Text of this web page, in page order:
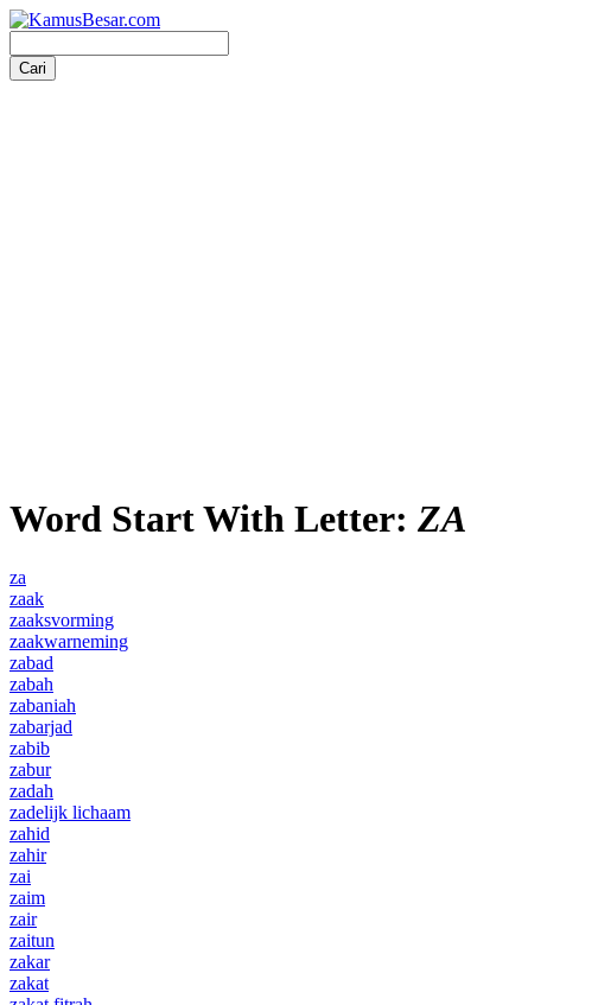
Word Start With Letter: ZA
za
zaak
zaaksvorming
zaakwarneming
zabad
zabah
zabaniah
zabarjad
zabib
zabur
zadah
zadelijk lichaam
zahid
zahir
zai
zaim
zair
zaitun
zakar
zakat